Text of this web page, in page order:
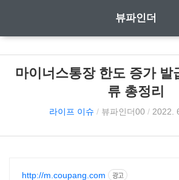
뷰파인더
마이너스통장 한도 증가 발
류 총정리
라이프 이슈 / 뷰파인더00 / 2022.
http://m.coupang.com 광고